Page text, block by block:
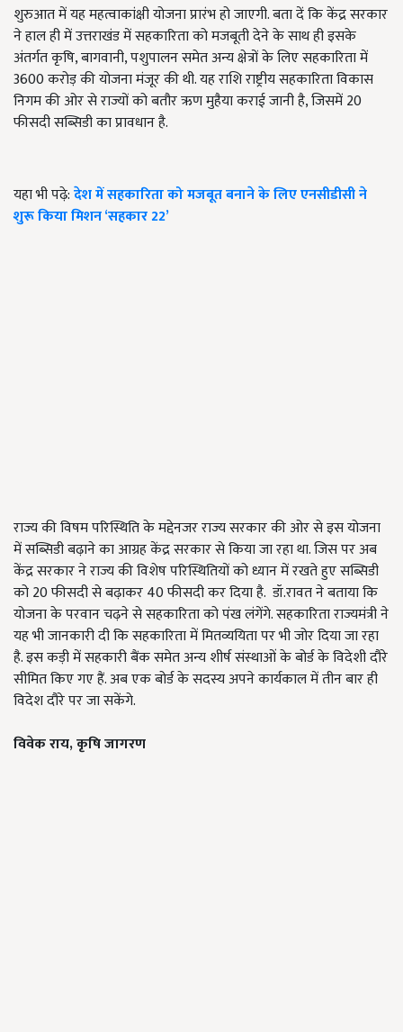
शुरुआत में यह महत्वाकांक्षी योजना प्रारंभ हो जाएगी. बता दें कि केंद्र सरकार
ने हाल ही में उत्तराखंड में सहकारिता को मजबूती देने के साथ ही इसके
अंतर्गत कृषि, बागवानी, पशुपालन समेत अन्य क्षेत्रों के लिए सहकारिता में
3600 करोड़ की योजना मंजूर की थी. यह राशि राष्ट्रीय सहकारिता विकास
निगम की ओर से राज्यों को बतौर ऋण मुहैया कराई जानी है, जिसमें 20
फीसदी सब्सिडी का प्रावधान है.
यहा भी पढ़े:देश में सहकारिता को मजबूत बनाने के लिए एनसीडीसी ने
शुरू किया मिशन ‘सहकार 22’
राज्य की विषम परिस्थिति के मद्देनजर राज्य सरकार की ओर से इस योजना
में सब्सिडी बढ़ाने का आग्रह केंद्र सरकार से किया जा रहा था. जिस पर अब
केंद्र सरकार ने राज्य की विशेष परिस्थितियों को ध्यान में रखते हुए सब्सिडी
को 20 फीसदी से बढ़ाकर 40 फीसदी कर दिया है. डॉ.रावत ने बताया कि
योजना के परवान चढ़ने से सहकारिता को पंख लंगेंगे. सहकारिता राज्यमंत्री ने
यह भी जानकारी दी कि सहकारिता में मितव्ययिता पर भी जोर दिया जा रहा
है. इस कड़ी में सहकारी बैंक समेत अन्य शीर्ष संस्थाओं के बोर्ड के विदेशी दौरे
सीमित किए गए हैं. अब एक बोर्ड के सदस्य अपने कार्यकाल में तीन बार ही
विदेश दौरे पर जा सकेंगे.
विवेक राय,कृषि जागरण